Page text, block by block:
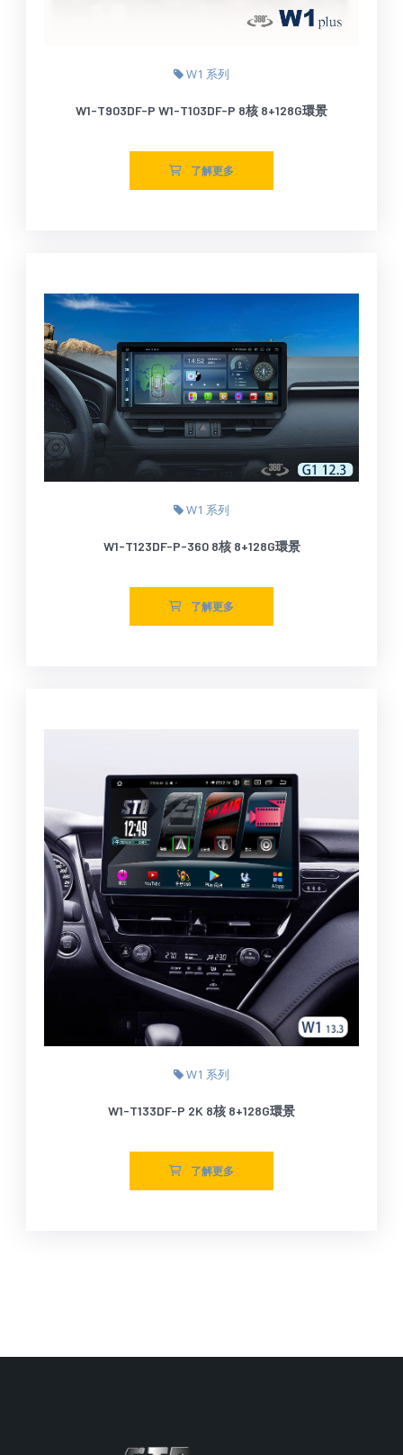
W1 系列
W1-T903DF-P W1-T103DF-P 8核 8+128G環景
了解更多
W1 系列
W1-T123DF-P-360 8核 8+128G環景
了解更多
W1 系列
W1-T133DF-P 2K 8核 8+128G環景
了解更多